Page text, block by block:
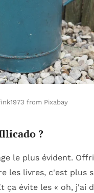
from Pixabay
?
le plus évident.
les livres, c'est plus
ça évite les « oh, j'ai